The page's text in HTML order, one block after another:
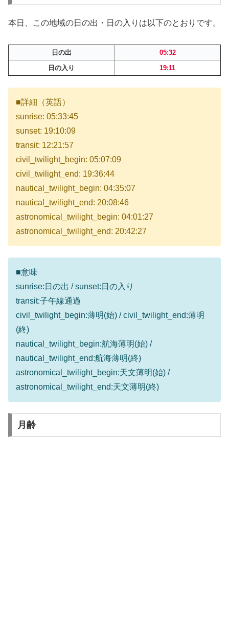
本日、この地域の日の出・日の入りは以下のとおりです。
日の出
05:32
日の入り
19:11
■詳細（英語）
sunrise: 05:33:45
sunset: 19:10:09
transit: 12:21:57
civil_twilight_begin: 05:07:09
civil_twilight_end: 19:36:44
nautical_twilight_begin: 04:35:07
nautical_twilight_end: 20:08:46
astronomical_twilight_begin: 04:01:27
astronomical_twilight_end: 20:42:27
■意味
sunrise:日の出 / sunset:日の入り
transit:子午線通過
civil_twilight_begin:薄明(始) / civil_twilight_end:薄明
(終)
nautical_twilight_begin:航海薄明(始) /
nautical_twilight_end:航海薄明(終)
astronomical_twilight_begin:天文薄明(始) /
astronomical_twilight_end:天文薄明(終)
月齢